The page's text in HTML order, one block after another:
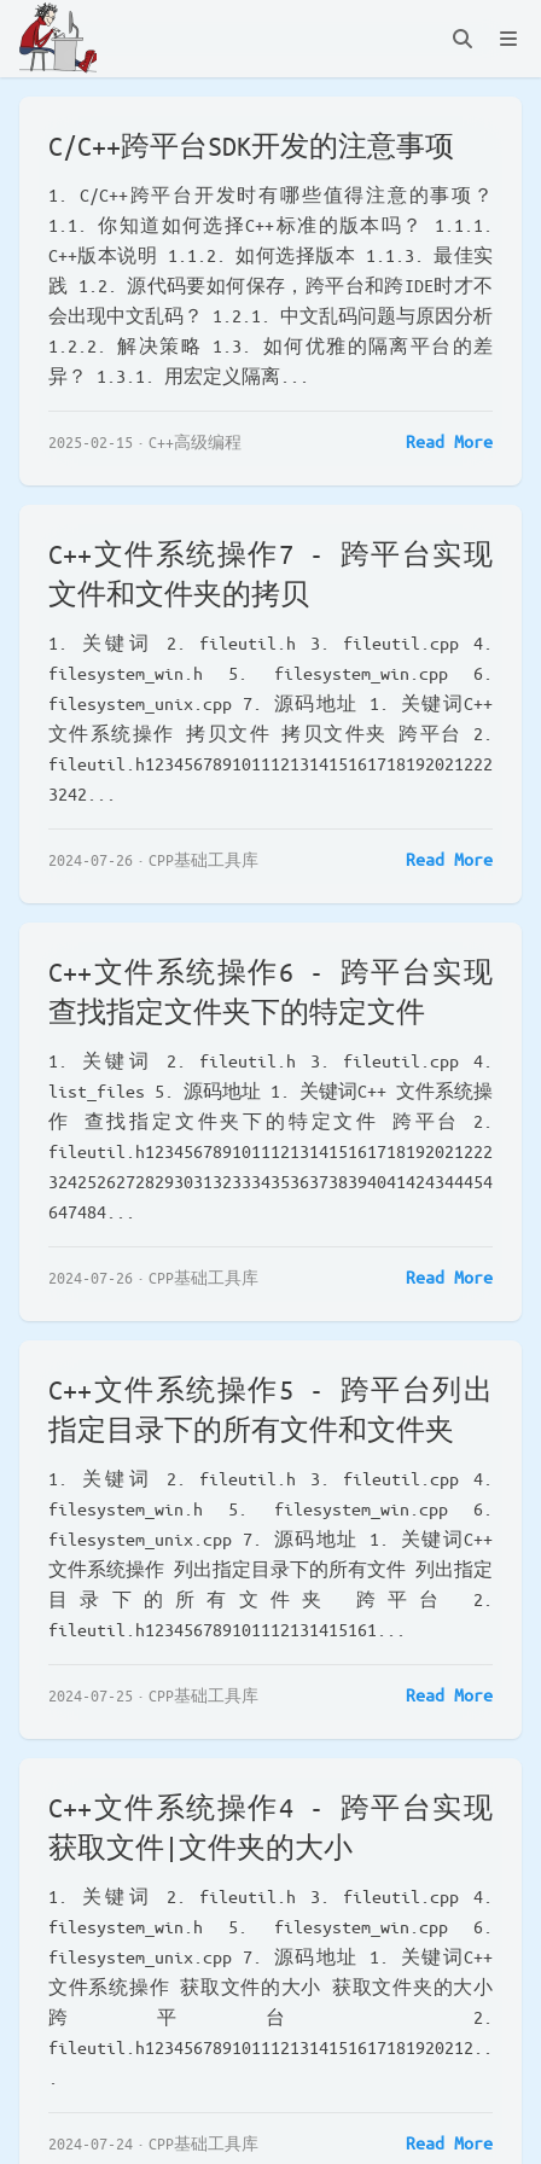
C/C++跨平台SDK开发的注意事项
1. C/C++跨平台开发时有哪些值得注意的事项？
1.1. 你知道如何选择C++标准的版本吗？ 1.1.1.
C++版本说明 1.1.2. 如何选择版本 1.1.3. 最佳实
践 1.2. 源代码要如何保存，跨平台和跨IDE时才不
会出现中文乱码？ 1.2.1. 中文乱码问题与原因分析
1.2.2. 解决策略 1.3. 如何优雅的隔离平台的差
异？ 1.3.1. 用宏定义隔离...
2025-02-15 C++高级编程 Read More
C++文件系统操作7 - 跨平台实现
文件和文件夹的拷贝
1. 关键词 2. fileutil.h 3. fileutil.cpp 4.
filesystem_win.h 5. filesystem_win.cpp 6.
filesystem_unix.cpp 7. 源码地址 1. 关键词C++
文件系统操作 拷贝文件 拷贝文件夹 跨平台 2.
fileutil.h123456789101112131415161718192021222
3242...
2024-07-26 CPP基础工具库 Read More
C++文件系统操作6 - 跨平台实现
查找指定文件夹下的特定文件
1. 关键词 2. fileutil.h 3. fileutil.cpp 4.
list_files 5. 源码地址 1. 关键词C++ 文件系统操
作 查找指定文件夹下的特定文件 跨平台 2.
fileutil.h123456789101112131415161718192021222
3242526272829303132333435363738394041424344454
647484...
2024-07-26 CPP基础工具库 Read More
C++文件系统操作5 - 跨平台列出
指定目录下的所有文件和文件夹
1. 关键词 2. fileutil.h 3. fileutil.cpp 4.
filesystem_win.h 5. filesystem_win.cpp 6.
filesystem_unix.cpp 7. 源码地址 1. 关键词C++
文件系统操作 列出指定目录下的所有文件 列出指定
目录下的所有文件夹 跨平台 2.
fileutil.h123456789101112131415161...
2024-07-25 CPP基础工具库 Read More
C++文件系统操作4 - 跨平台实现
获取文件|文件夹的大小
1. 关键词 2. fileutil.h 3. fileutil.cpp 4.
filesystem_win.h 5. filesystem_win.cpp 6.
filesystem_unix.cpp 7. 源码地址 1. 关键词C++
文件系统操作 获取文件的大小 获取文件夹的大小
跨平台 2.
fileutil.h1234567891011121314151617181920212..
2024-07-24 CPP基础工具库 Read More